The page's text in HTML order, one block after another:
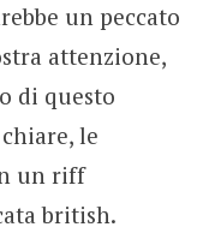
un peccato
attenzione,
di questo
le
un riff
british.